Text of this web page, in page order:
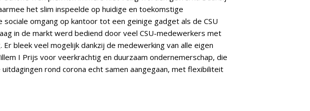
het slim inspeelde op huidige en toekomstige
omgang op kantoor tot een geinige gadget als de CSU
in de markt werd bediend door veel CSU-medewerkers met
bleek veel mogelijk dankzij de medewerking van alle eigen
I Prijs voor veerkrachtig en duurzaam ondernemerschap, die
rond corona echt samen aangegaan, met flexibiliteit